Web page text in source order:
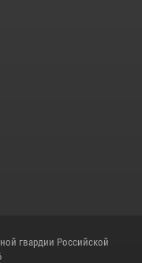
гвардии Российской